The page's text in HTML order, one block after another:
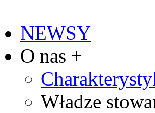
NEWSY
O nas +
Władze